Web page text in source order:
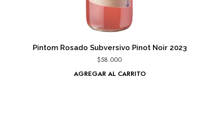
Pintom Rosado Subversivo Pinot Noir 2023
$58.000
AGREGAR AL CARRITO